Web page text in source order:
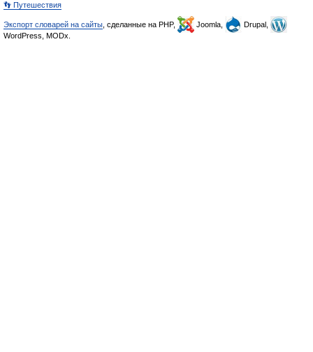
👣 Путешествия
Экспорт словарей на сайты , сделанные на PHP, Joomla,
Drupal,
WordPress, MODx.